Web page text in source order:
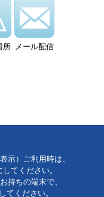
所 メール配信
示）ご利用時は、
てください。
持ちの端末で、
ください。